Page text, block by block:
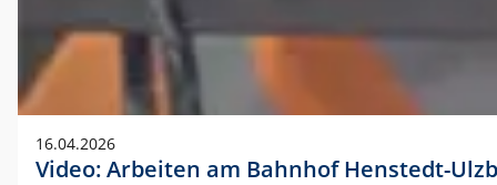
16.04.2026
Video: Arbeiten am Bahnhof Henstedt-